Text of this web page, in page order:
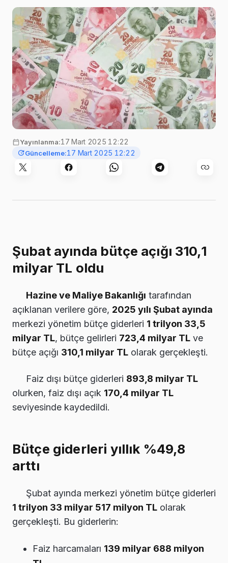
gerçekleşti.Faiz dışı bütçe giderleri 893…
Görsel:PublicDomainPictures
Yayınlanma:17 Mart 2025 12:22
Güncelleme:17 Mart 2025 12:22
Şubat ayında bütçe açığı 310,1
milyar TL oldu
Hazine ve Maliye Bakanlığı tarafından
açıklanan verilere göre, 2025 yılı Şubat ayında
merkezi yönetim bütçe giderleri 1 trilyon 33,5
milyar TL, bütçe gelirleri 723,4 milyar TL ve
bütçe açığı 310,1 milyar TL olarak gerçekleşti.
Faiz dışı bütçe giderleri 893,8 milyar TL
olurken, faiz dışı açık 170,4 milyar TL
seviyesinde kaydedildi.
Bütçe giderleri yıllık %49,8
arttı
Şubat ayında merkezi yönetim bütçe giderleri
1 trilyon 33 milyar 517 milyon TL olarak
gerçekleşti. Bu giderlerin:
Faiz harcamaları 139 milyar 688 milyon